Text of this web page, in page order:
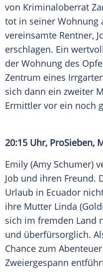
von Kriminaloberrat
tot in seiner Wohnung
vereinsamte Rentner,
erschlagen. Ein
der Wohnung des
Zentrum eines
sich dann ein zweiter
Ermittler vor ein noch
20:15 Uhr, ProSieben,
Emily (Amy Schumer)
Job und ihren Freund.
Urlaub in Ecuador
ihre Mutter Linda (
sich im fremden Land
und überfürsorglich.
Chance zum
Zweiergespann